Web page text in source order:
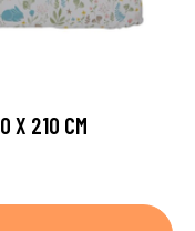
X 210 CM